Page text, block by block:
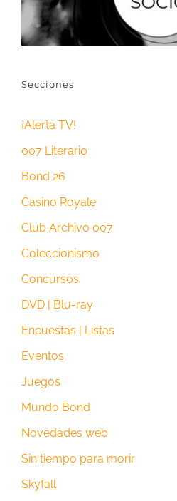
Secciones
¡Alerta TV!
007 Literario
Bond 26
Casino Royale
Club Archivo 007
Coleccionismo
Concursos
DVD | Blu-ray
Encuestas | Listas
Eventos
Juegos
Mundo Bond
Novedades web
Sin tiempo para morir
Skyfall